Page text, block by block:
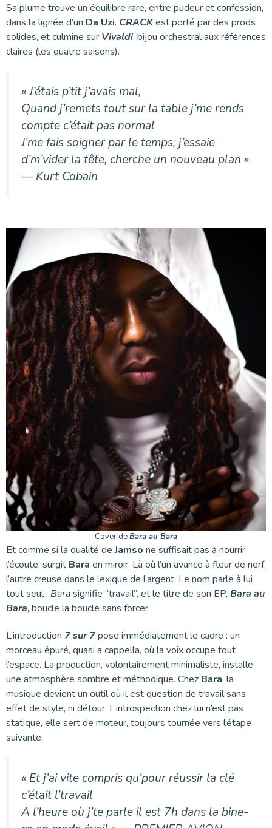
Sa plume trouve un équilibre rare, entre pudeur et confession,
dans la lignée d’un Da Uzi. CRACKest porté par des prods
solides, et culmine sur Vivaldi, bijou orchestral aux références
claires (les quatre saisons).
« J’étais p’tit j’avais mal,
Quand j’remets tout sur la table j’me rends
compte c’était pas normal
J’me fais soigner par le temps, j’essaie
d’m’vider la tête, cherche un nouveau plan »
—Kurt Cobain
Cover deBara au Bara
Et comme si la dualité deJamso ne suffisait pas à nourrir
l’écoute, surgit Bara en miroir. Là où l’un avance à fleur de nerf,
l’autre creuse dans le lexique de l’argent. Le nom parle à lui
tout seul : Barasignifie “travail”, et le titre de son EP, Bara au
Bara, boucle la boucle sans forcer.
L’introduction 7 sur 7pose immédiatement le cadre : un
morceau épuré, quasi a cappella, où la voix occupe tout
l’espace. La production, volontairement minimaliste, installe
une atmosphère sombre et méthodique. Chez Bara, la
musique devient un outil où il est question de travail sans
effet de style, ni détour. L’introspection chez lui n’est pas
statique, elle sert de moteur, toujours tournée vers l’étape
suivante.
« Et j’ai vite compris qu’pour réussir la clé
c’était l’travail
A l’heure où j’te parle il est 7h dans la bine-